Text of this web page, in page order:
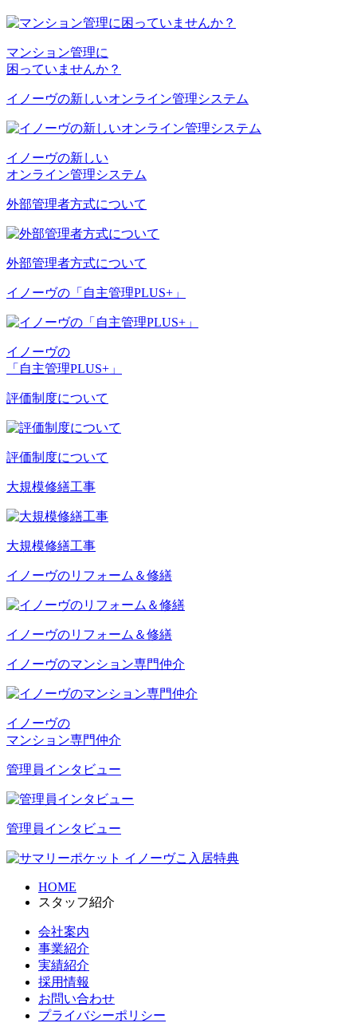
マンション管理に
困っていませんか？
イノーヴの新しいオンライン管理システム
イノーヴの新しい
オンライン管理システム
外部管理者方式について
外部管理者方式について
イノーヴの「自主管理PLUS+」
イノーヴの
「自主管理PLUS+」
評価制度について
評価制度について
大規模修繕工事
大規模修繕工事
イノーヴのリフォーム＆修繕
イノーヴのリフォーム＆修繕
イノーヴのマンション専門仲介
イノーヴの
マンション専門仲介
管理員インタビュー
管理員インタビュー
HOME
スタッフ紹介
会社案内
事業紹介
実績紹介
採用情報
お問い合わせ
プライバシーポリシー